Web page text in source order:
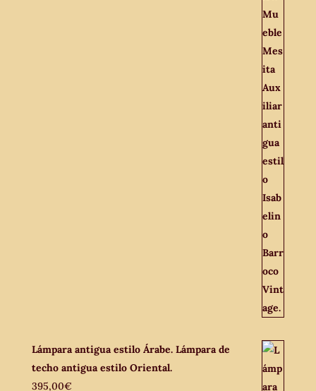
Lámpara antigua estilo Árabe. Lámpara de
techo antigua estilo Oriental.
395,00€